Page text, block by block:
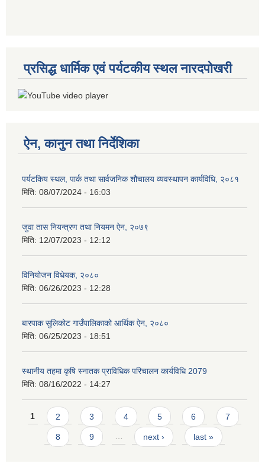
प्रसिद्ध धार्मिक एवं पर्यटकीय स्थल नारदपोखरी
ऐन, कानुन तथा निर्देशिका
पर्यटकिय स्थल, पार्क तथा सार्वजनिक शौचालय व्यवस्थापन कार्यविधि, २०८१
मिति: 08/07/2024 - 16:03
जुवा तास नियन्त्रण तथा नियमन ऐन, २०७९
मिति: 12/07/2023 - 12:12
विनियोजन विधेयक, २०८०
मिति: 06/26/2023 - 12:28
बारपाक सुलिकोट गाउँपालिकाको आर्थिक ऐन, २०८०
मिति: 06/25/2023 - 18:51
स्थानीय तहमा कृषि स्नातक प्राविधिक परिचालन कार्यविधि 2079
मिति: 08/16/2022 - 14:27
Pages
1 2 3 4 5 6 7
8 9 … next › last »